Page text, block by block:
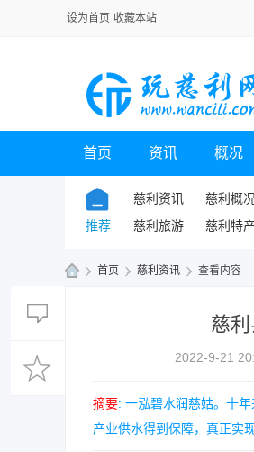
设为首页 收藏本站
首页 资讯 概况
推荐
慈利资讯 慈利概况
慈利旅游
慈利特产
› 首页 › 慈利资讯 › 查看内容
慈
2022-9-21
摘要: 一泓碧水润慈姑。十
产业供水得到保障，真正实